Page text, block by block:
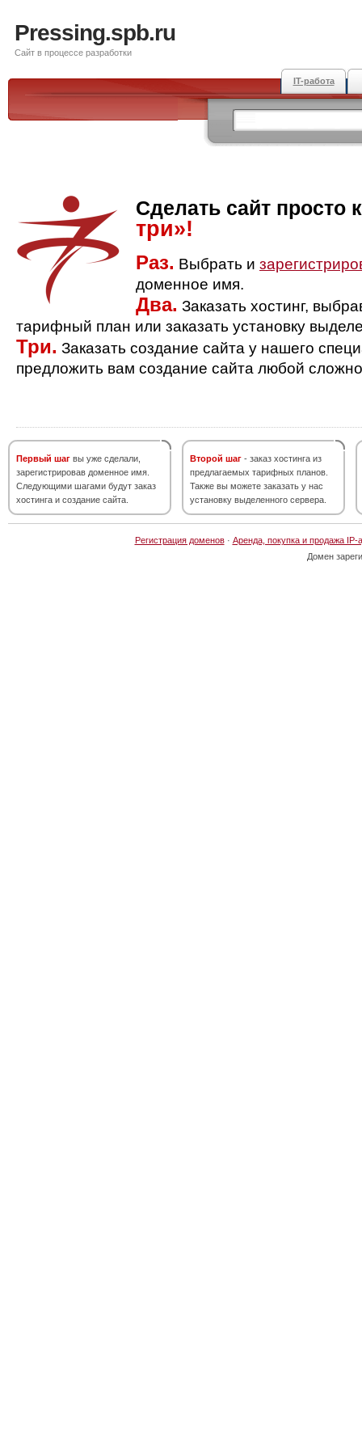
Pressing.spb.ru
Сайт в процессе разработки
IT-работа
Сделать сайт просто
три»!
Раз. Выбрать и
доменное имя.
Два. Заказать хостинг,
тарифный план или заказать установку
Три. Заказать создание сайта у нашего
предложить вам создание сайта любой
Первый шаг вы уже сделали,
зарегистрировав доменное имя.
Следующими шагами будут заказ
хостинга и создание сайта.
Второй шаг - заказ хостинга из
предлагаемых тарифных планов.
Также вы можете заказать у нас
установку выделенного сервера.
Регистрация доменов· Аренда, покупка и продажа IP-
Домен